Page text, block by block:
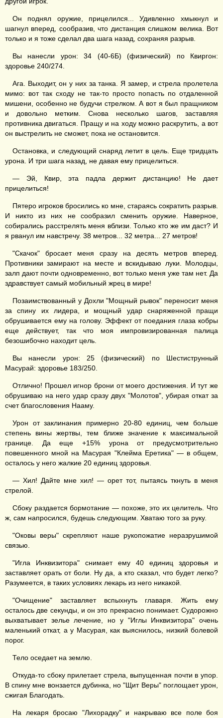
Он поднял оружие, прицелился... Удивленно хмыкнул и
шагнул вперед, сообразив, что дистанция слишком велика. Вот
только и я тоже сделал два шага назад, сохраняя разрыв.
Вы нанесли урон: 34 (40-6Б) (физический) по Квиргон:
здоровье 240/274.
Ага. Выходит, он у них за танка. Я замер, и стрела пролетела
мимо: вот так сходу не так-то просто попасть по отдаленной
мишени, особенно не будучи стрелком. А вот я был пращником
и довольно метким. Снова несколько шагов, заставляя
противника двигаться. Пращу и на ходу можно раскрутить, а вот
он выстрелить не сможет, пока не остановится.
Остановка, и следующий снаряд летит в цель. Еще тридцать
урона. И три шага назад, не давая ему прицелиться.
— Эй, Квир, эта падла держит дистанцию! Не дает
прицелиться!
Пятеро игроков бросились ко мне, стараясь сократить разрыв.
И никто из них не сообразил сменить оружие. Наверное,
собирались расстрелять меня вблизи. Только кто же им даст? И
я рванул им навстречу. 38 метров... 32 метра... 27 метров!
"Скачок" бросает меня сразу на десять метров вперед.
Противники замирают на месте и вскидываю луки. Молодцы,
залп дают почти одновременно, вот только меня уже там нет. Да
здравствует самый мобильный жрец в мире!
Позаимствованный у Дохли "Мощный рывок" переносит меня
за спину их лидера, и мощный удар снаряженной пращи
обрушивается ему на голову. Эффект от поедания глаза кобры
еще действует, так что моя импровизированная палица
безошибочно находит цель.
Вы нанесли урон: 25 (физический) по Шестиструнный
Масурай: здоровье 183/250.
Отлично! Прошел игнор брони от моего достижения. И тут же
обрушиваю на него удар сразу двух "Молотов", убирая откат за
счет благословения Нааму.
Урон от заклинания примерно 20-80 единиц, чем больше
степень вины жертвы, тем ближе значение к максимальной
границе. Да еще +15% урона от предусмотрительно
повешенного мной на Масурая "Клейма Еретика" — в общем,
осталось у него жалкие 20 единиц здоровья.
— Хил! Дайте мне хил! — орет тот, пытаясь ткнуть в меня
стрелой.
Сбоку раздается бормотание — похоже, это их целитель. Что
ж, сам напросился, будешь следующим. Хватаю того за руку.
"Оковы веры" скрепляют наше рукопожатие неразрушимой
связью.
"Игла Инквизитора" снимает ему 40 единиц здоровья и
заставляет орать от боли. Ну да, а кто сказал, что будет легко?
Разумеется, в таких условиях лекарь из него никакой.
"Очищение" заставляет вспыхнуть главаря. Жить ему
осталось две секунды, и он это прекрасно понимает. Судорожно
выхватывает зелье лечение, но у "Иглы Инквизитора" очень
маленький откат, а у Масурая, как выяснилось, низкий болевой
порог.
Тело оседает на землю.
Откуда-то сбоку прилетает стрела, выпущенная почти в упор.
В спину мне вонзается дубинка, но "Щит Веры" поглощает урон,
сжигая Благодать.
На лекаря бросаю "Лихорадку" и накрываю все поле боя